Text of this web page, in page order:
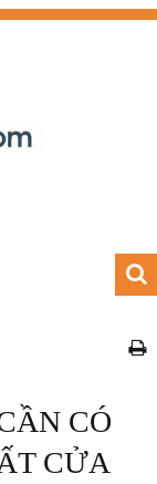
CÓ
CỬA